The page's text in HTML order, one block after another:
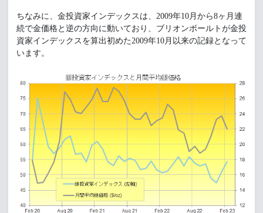
ちなみに、金投資家インデックスは、2009年10月から8ヶ月連
続で金価格と逆の方向に動いており、ブリオンボールトが金投
資家インデックスを算出初めた2009年10月以来の記録となって
います。